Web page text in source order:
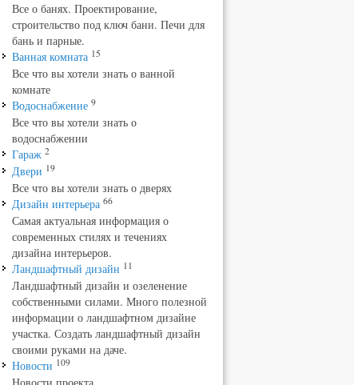
Все о банях. Проектирование,
строительство под ключ бани. Печи для
бань и парные.
Ванная комната 15
Все что вы хотели знать о ванной
комнате
Водоснабжение 9
Все что вы хотели знать о
водоснабжении
Гараж 2
Двери 19
Все что вы хотели знать о дверях
Дизайн интерьера 66
Самая актуальная информация о
современных стилях и течениях
дизайна интерьеров.
Ландшафтный дизайн 11
Ландшафтный дизайн и озеленение
собственными силами. Много полезной
информации о ландшафтном дизайне
участка. Создать ландшафтный дизайн
своими руками на даче.
Новости 109